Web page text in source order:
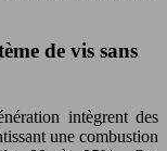
de vis sans
intègrent des
une combustion